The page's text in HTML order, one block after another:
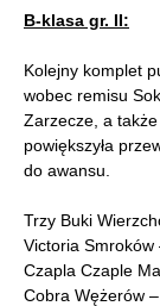
B-klasa gr. II:
Kolejny komplet
wobec remisu
Zarzecze, a także
powiększyła
do awansu.
Trzy Buki
Victoria
Czapla Czaple
Cobra Wężerów